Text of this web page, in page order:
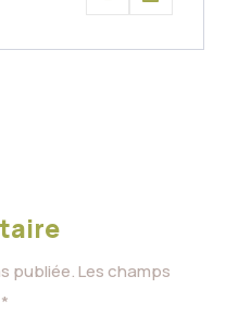
publiée.Les champs
*